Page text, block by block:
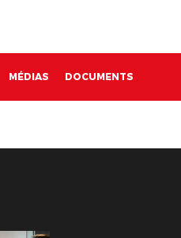
MÉDIAS DOCUMENTS